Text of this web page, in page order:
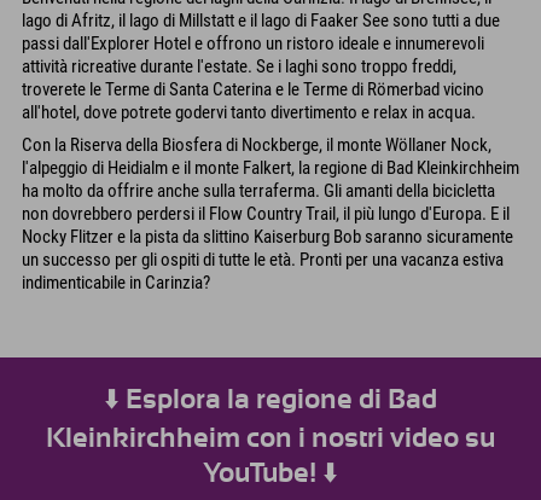
lago di Afritz, il lago di Millstatt e il lago di Faaker See sono tutti a due
passi dall'Explorer Hotel e offrono un ristoro ideale e innumerevoli
attività ricreative durante l'estate. Se i laghi sono troppo freddi,
troverete le Terme di Santa Caterina e le Terme di Römerbad vicino
all'hotel, dove potrete godervi tanto divertimento e relax in acqua.
Con la Riserva della Biosfera di Nockberge, il monte Wöllaner Nock,
l'alpeggio di Heidialm e il monte Falkert, la regione di Bad Kleinkirchheim
ha molto da offrire anche sulla terraferma. Gli amanti della bicicletta
non dovrebbero perdersi il Flow Country Trail, il più lungo d'Europa. E il
Nocky Flitzer e la pista da slittino Kaiserburg Bob saranno sicuramente
un successo per gli ospiti di tutte le età. Pronti per una vacanza estiva
indimenticabile in Carinzia?
⬇️ Esplora la regione di Bad
Kleinkirchheim con i nostri video su
YouTube! ⬇️